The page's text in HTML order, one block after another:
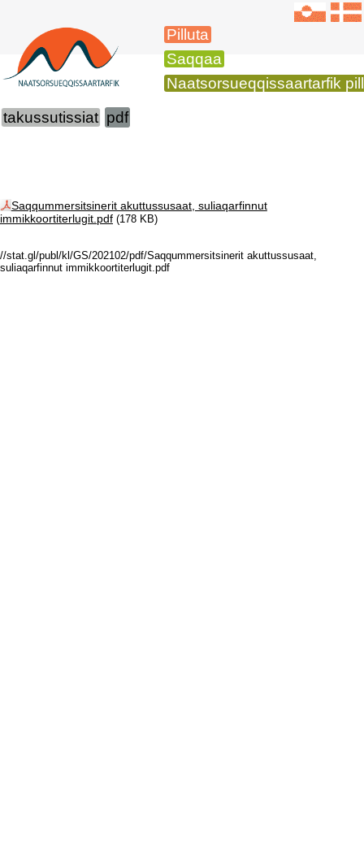
Pilluta
Saqqaa
Naatsorsueqqissaartarfik
takussutissiat pdf
Saqqummersitsinerit akuttussusaat, suliaqarfinnut
immikkoortiterlugit.pdf (178 KB)
//stat.gl/publ/kl/GS/202102/pdf/Saqqummersitsinerit akuttussusaat,
suliaqarfinnut immikkoortiterlugit.pdf